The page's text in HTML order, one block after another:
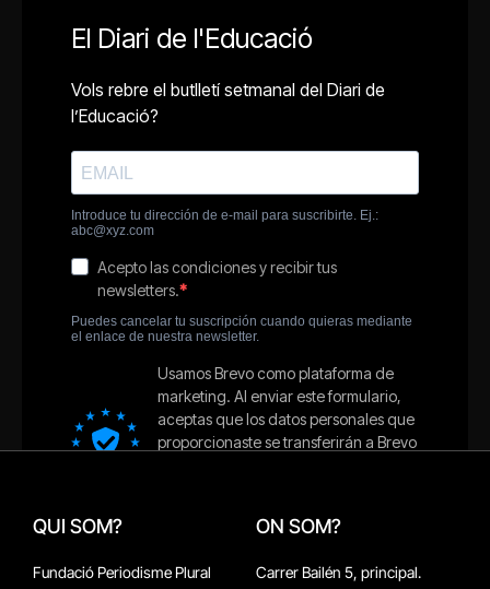
QUI SOM?
Fundació Periodisme Plural
ON SOM?
Carrer Bailén 5, principal.